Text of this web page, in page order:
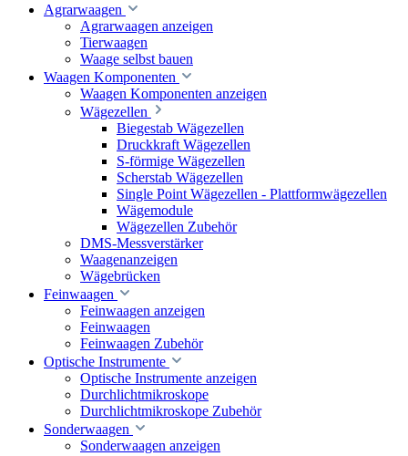
Agrarwaagen
Agrarwaagen anzeigen
Tierwaagen
Waage selbst bauen
Waagen Komponenten
Waagen Komponenten anzeigen
Wägezellen
Biegestab Wägezellen
Druckkraft Wägezellen
S-förmige Wägezellen
Scherstab Wägezellen
Single Point Wägezellen - Plattformwägezellen
Wägemodule
Wägezellen Zubehör
DMS-Messverstärker
Waagenanzeigen
Wägebrücken
Feinwaagen
Feinwaagen anzeigen
Feinwaagen
Feinwaagen Zubehör
Optische Instrumente
Optische Instrumente anzeigen
Durchlichtmikroskope
Durchlichtmikroskope Zubehör
Sonderwaagen
Sonderwaagen anzeigen